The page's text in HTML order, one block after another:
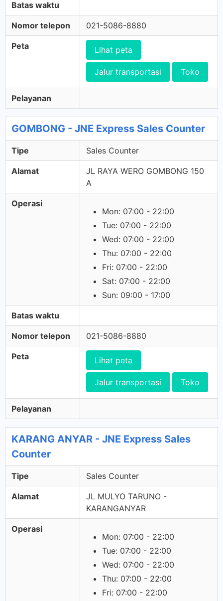
Batas waktu
Nomor telepon 021-5086-8880
Peta Lihat peta
Jalur transportasi Toko
Pelayanan
GOMBONG - JNE Express Sales Counter
Tipe Sales Counter
Alamat
JL RAYA WERO GOMBONG 150
A
Operasi
Mon: 07:00 - 22:00
Tue: 07:00 - 22:00
Wed: 07:00 - 22:00
Thu: 07:00 - 22:00
Fri: 07:00 - 22:00
Sat: 07:00 - 22:00
Sun: 09:00 - 17:00
Batas waktu
Nomor telepon 021-5086-8880
Peta Lihat peta
Jalur transportasi Toko
Pelayanan
KARANG ANYAR - JNE Express Sales
Counter
Tipe Sales Counter
Alamat
JL MULYO TARUNO -
KARANGANYAR
Operasi
Mon: 07:00 - 22:00
Tue: 07:00 - 22:00
Wed: 07:00 - 22:00
Thu: 07:00 - 22:00
Fri: 07:00 - 22:00